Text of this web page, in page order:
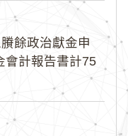
餘政治獻金申
會計報告書計75